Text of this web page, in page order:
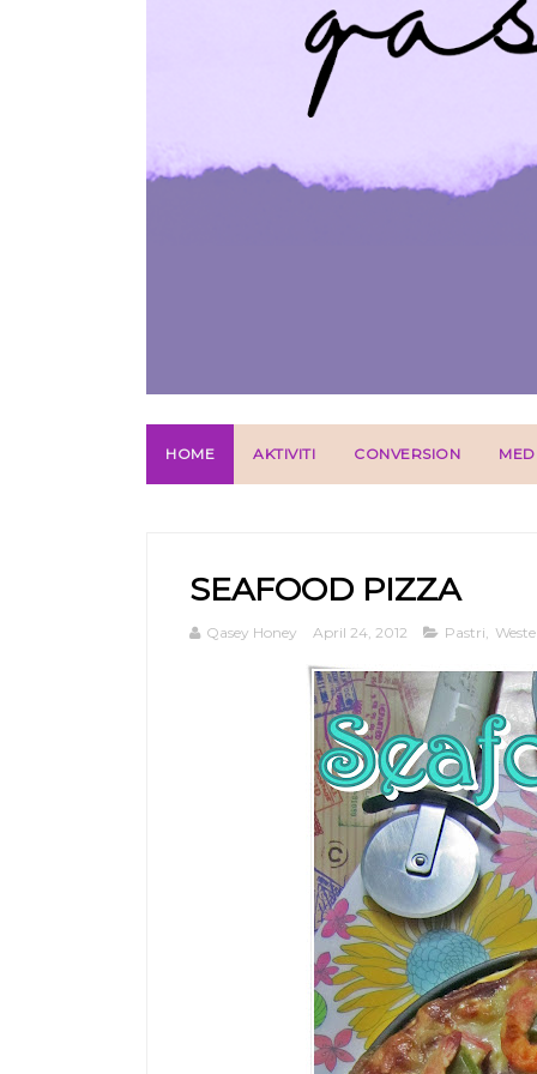
HOME AKTIVITI CONVERSION
SEAFOOD PIZZA
Qasey Honey April 24, 2012 Pastri